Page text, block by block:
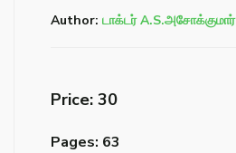
Author: டாக்டர் A.S.அசோக்குமார்
Price: ₹30
Pages: 63